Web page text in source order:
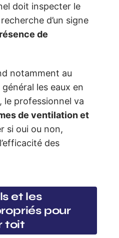
doit inspecter le
d’un signe
de
notamment au
les eaux en
le professionnel va
de ventilation et
si oui ou non,
des
et les
pour
toit